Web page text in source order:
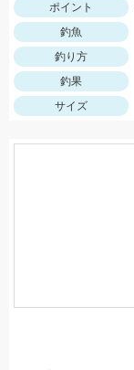
ポイント
釣魚
釣り方
釣果
サイズ